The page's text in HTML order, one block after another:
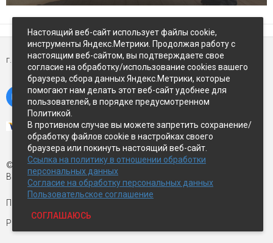
г. Петропавловск-Камчатский,ул Восточное-шоссе, д.5
© Экспострой, 2026 г.
Все права защищены
Письмо директору:
Разработка сайта —
Настоящий веб-сайт использует файлы cookie,
инструменты Яндекс.Метрики. Продолжая работу с
настоящим веб-сайтом, вы подтверждаете свое
согласие на обработку/использование cookies вашего
браузера, сбора данных Яндекс.Метрики, которые
помогают нам делать этот веб-сайт удобнее для
пользователей, в порядке предусмотренном
Политикой.
В противном случае вы можете запретить сохранение/
обработку файлов cookie в настройках своего
браузера или покинуть настоящий веб-сайт.
Ссылка на политику в отношении обработки
персональных данных
Согласие на обработку персональных данных
Пользовательское соглашение
СОГЛАШАЮСЬ